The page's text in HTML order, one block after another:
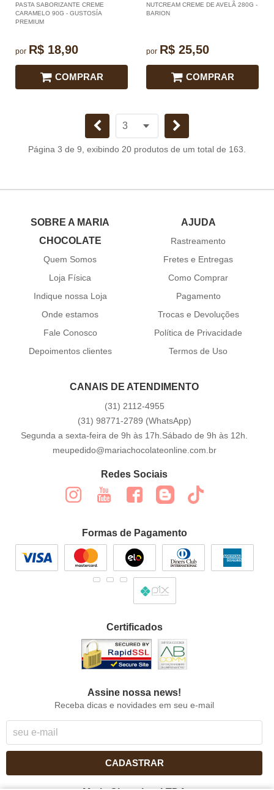
PASTA SABORIZANTE CREME
CARAMELO 90G - GUSTOSÍA
PREMIUM
por R$ 18,90
COMPRAR
NUTCREAM CREME DE AVELÃ 280G -
BARION
por R$ 25,50
COMPRAR
Página 3 de 9, exibindo 20 produtos de um total de 163.
SOBRE A MARIA
CHOCOLATE
Quem Somos
Loja Física
Indique nossa Loja
Onde estamos
Fale Conosco
Depoimentos clientes
AJUDA
Rastreamento
Fretes e Entregas
Como Comprar
Pagamento
Trocas e Devoluções
Política de Privacidade
Termos de Uso
CANAIS DE ATENDIMENTO
(31) 2112-4955
(31) 98771-2789 (WhatsApp)
Segunda a sexta-feira de 9h às 17h.Sábado de 9h às 12h.
meupedido@mariachocolateonline.com.br
Redes Sociais
Formas de Pagamento
Certificados
Assine nossa news!
Receba dicas e novidades em seu e-mail
CADASTRAR